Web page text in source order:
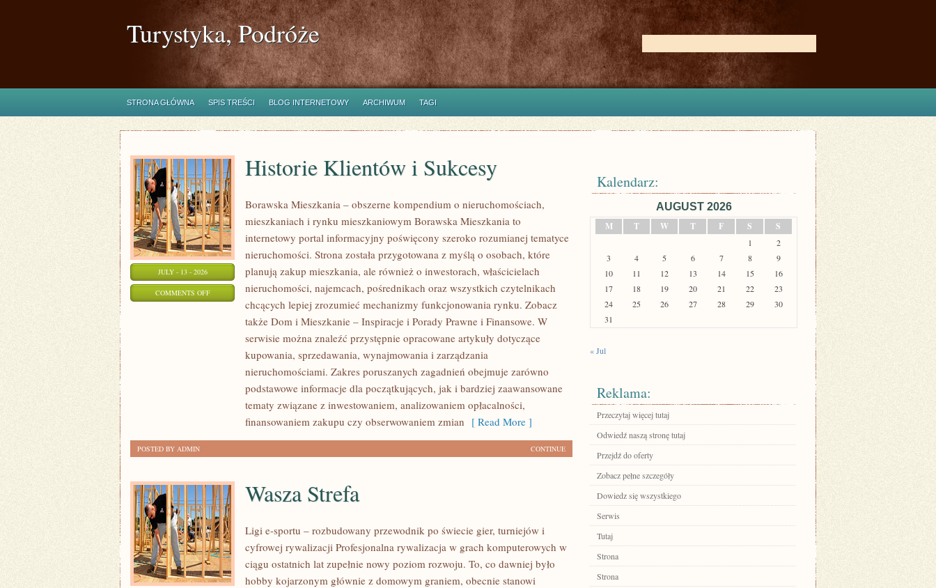
Turystyka, Podróże
STRONA GŁÓWNA SPIS TREŚCI BLOG INTERNETOWY ARCHIWUM TAGI
JULY - 13 - 2026
COMMENTS OFFON
Historie Klientów i Sukcesy
Borawska Mieszkania – obszerne kompendium o nieruchomościach,
mieszkaniach i rynku mieszkaniowym Borawska Mieszkania to
internetowy portal informacyjny poświęcony szeroko rozumianej tematyce
nieruchomości. Strona została przygotowana z myślą o osobach, które
planują zakup mieszkania, ale również o inwestorach, właścicielach
nieruchomości, najemcach, pośrednikach oraz wszystkich czytelnikach
chcących lepiej zrozumieć mechanizmy funkcjonowania rynku. Zobacz
także Dom i Mieszkanie – Inspiracje i Porady Prawne i Finansowe. W
serwisie można znaleźć przystępnie opracowane artykuły dotyczące
kupowania, sprzedawania, wynajmowania i zarządzania
nieruchomościami. Zakres poruszanych zagadnień obejmuje zarówno
podstawowe informacje dla początkujących, jak i bardziej zaawansowane
tematy związane z inwestowaniem, analizowaniem opłacalności,
finansowaniem zakupu czy obserwowaniem zmian [ Read More ]
CONTINUE
POSTED BY ADMIN
Wasza Strefa
Ligi e-sportu – rozbudowany przewodnik po świecie gier, turniejów i
cyfrowej rywalizacji Profesjonalna rywalizacja w grach komputerowych w
ciągu ostatnich lat zupełnie nowy poziom rozwoju. To, co dawniej było
hobby kojarzonym głównie z domowym graniem, obecnie stanowi
Kalendarz:
AUGUST 2026
M
T W T F S S
1
2
3
4 5 6 7 8
9
10
11 12 13 14 15
16
17
18 19 20 21 22
23
24
25 26 27 28 29
30
31
« Jul
Reklama:
Przeczytaj więcej tutaj
Odwiedź naszą stronę tutaj
Przejdź do oferty
Zobacz pełne szczegóły
Dowiedz się wszystkiego
Serwis
Tutaj
Strona
Strona